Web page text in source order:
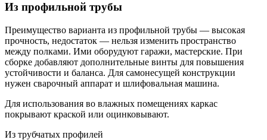
Из профильной трубы
Преимущество варианта из профильной трубы — высокая
прочность, недостаток — нельзя изменить пространство
между полками. Ими оборудуют гаражи, мастерские. При
сборке добавляют дополнительные винты для повышения
устойчивости и баланса. Для самонесущей конструкции
нужен сварочный аппарат и шлифовальная машина.
Для использования во влажных помещениях каркас
покрывают краской или оцинковывают.
Из трубчатых профилей